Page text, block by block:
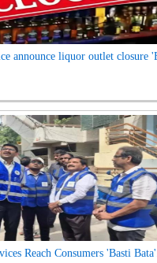
announce liquor outlet closure
Reach Consumers 'Basti